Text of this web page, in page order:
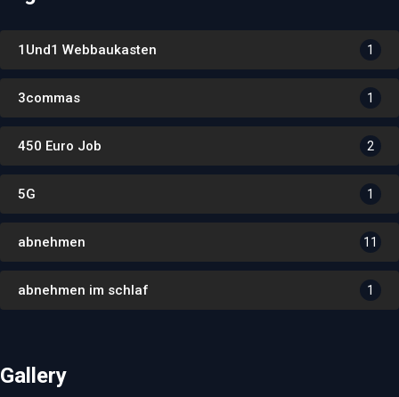
1Und1 Webbaukasten 1
3commas 1
450 Euro Job 2
5G 1
abnehmen 11
abnehmen im schlaf 1
Gallery